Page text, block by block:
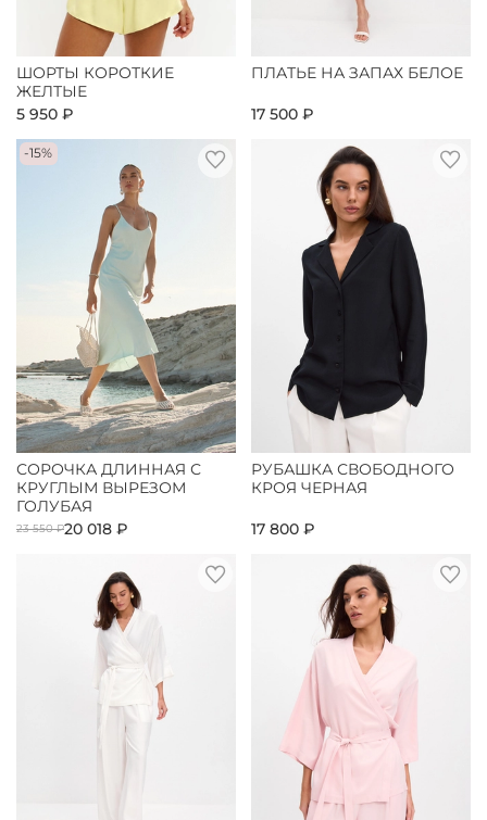
ШОРТЫ КОРОТКИЕ
ЖЕЛТЫЕ
5 950 ₽
ПЛАТЬЕ НА ЗАПАХ БЕЛОЕ
17 500 ₽
-15%
СОРОЧКА ДЛИННАЯ С
КРУГЛЫМ ВЫРЕЗОМ
ГОЛУБАЯ
23 550 ₽20 018 ₽
РУБАШКА СВОБОДНОГО
КРОЯ ЧЕРНАЯ
17 800 ₽